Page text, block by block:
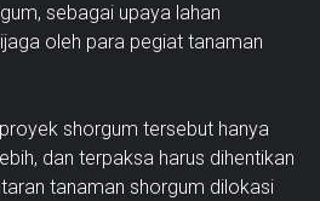
sebagai upaya lahan
oleh para pegiat tanaman
shorgum tersebut hanya
dan terpaksa harus dihentikan
tanaman shorgum dilokasi